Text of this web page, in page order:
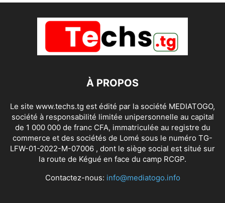
À PROPOS
Le site www.techs.tg est édité par la société MEDIATOGO,
société à responsabilité limitée unipersonnelle au capital
de 1 000 000 de franc CFA, immatriculée au registre du
commerce et des sociétés de Lomé sous le numéro TG-
LFW-01-2022-M-07006 , dont le siège social est situé sur
la route de Kégué en face du camp RCGP.
Contactez-nous: info@mediatogo.info